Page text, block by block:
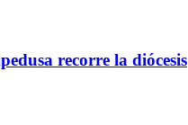
recorre la diócesis